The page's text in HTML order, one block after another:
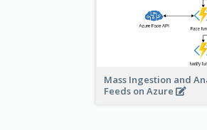
Mass Ingestion and
Feeds on Azure